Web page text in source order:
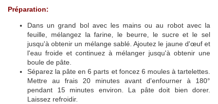
Préparation:
Dans un grand bol avec les mains ou au robot avec la
feuille, mélangez la farine, le beurre, le sucre et le sel
jusqu'à obtenir un mélange sablé. Ajoutez le jaune d'œuf et
l'eau froide et continuez à mélanger jusqu'à obtenir une
boule de pâte.
Séparez la pâte en 6 parts et foncez 6 moules à tartelettes.
Mettre au frais 20 minutes avant d'enfourner à 180°
pendant 15 minutes environ. La pâte doit bien dorer.
Laissez refroidir.